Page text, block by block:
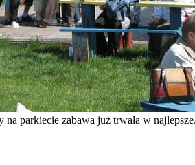
na parkiecie zabawa już trwała w